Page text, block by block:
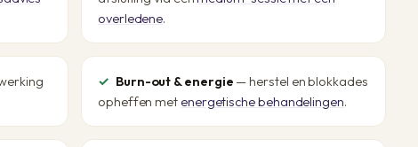
overledene.
Burn-out & energie — herstel en blokkades
opheffen met energetische behandelingen.